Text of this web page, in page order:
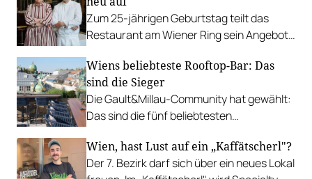
Zum 25-jährigen Geburtstag teilt das
Restaurant am Wiener Ring sein Angebot
Wiens beliebteste Rooftop-Bar: Das
sind die Sieger
Die Gault&Millau-Community hat gewählt:
Das sind die fünf beliebtesten
Wien, hast Lust auf ein „Kaffätscherl"?
Der 7. Bezirk darf sich über ein neues Lokal